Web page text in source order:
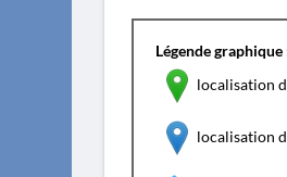
Légende graphique
localisation
localisation